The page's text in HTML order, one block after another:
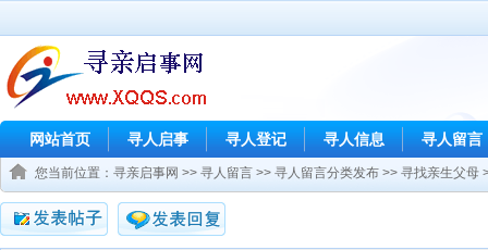
网站首页 寻人启事 寻人登记 寻人信息 寻人留言
您当前位置： 寻亲启事网 >> 寻人留言 >> 寻人留言分类发布 >> 寻找亲生父母